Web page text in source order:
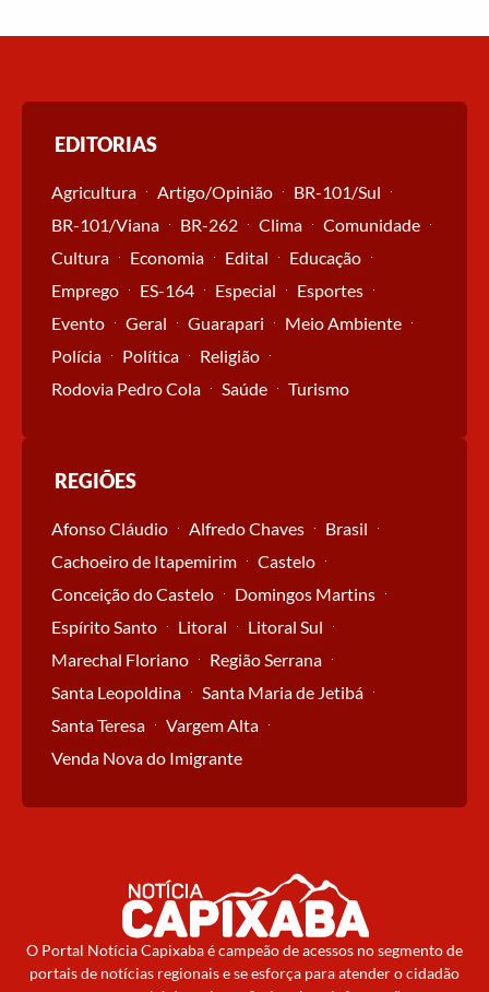
EDITORIAS
Agricultura Artigo/Opinião
BR-101/Sul
BR-101/Viana
BR-262 Clima
Comunidade
Cultura
Economia Edital
Educação
Emprego
ES-164 Especial
Esportes
Evento
Geral Guarapari
Meio Ambiente
Polícia
Política
Religião
Rodovia Pedro Cola
Saúde Turismo
REGIÕES
Afonso Cláudio Alfredo Chaves
Brasil
Cachoeiro de Itapemirim
Castelo
Conceição do Castelo
Domingos Martins
Espírito Santo
Litoral
Litoral Sul
Marechal Floriano
Região Serrana
Santa Leopoldina
Santa Maria de Jetibá
Santa Teresa
Vargem Alta
Venda Nova do Imigrante
O Portal Notícia Capixaba é campeão de acessos no segmento de
portais de notícias regionais e se esforça para atender o cidadão